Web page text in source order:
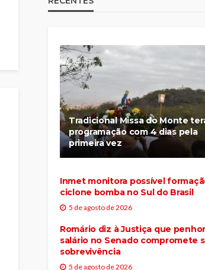
Tradicional Missa do Monte
programação com 4 dias pela
primeira vez
Inmet monitora possível
ciclone bomba no Sul do Brasil
5 de agosto de 2026
Romário diz à Justiça que
salário no Senado compromete
sobrevivência
5 de agosto de 2026